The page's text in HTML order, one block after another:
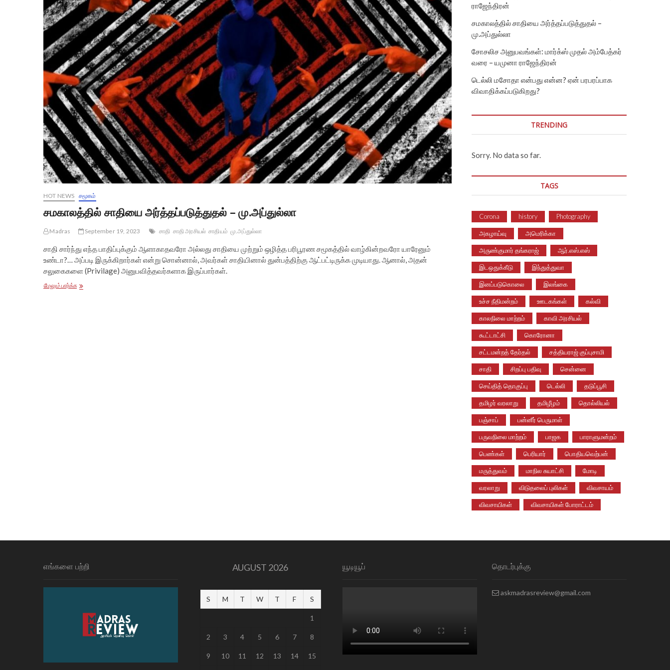
HOT NEWS சமூகம்
சமகாலத்தில் சாதியை அர்த்தப்படுத்துதல் – மு.அப்துல்லா
Madras September 19, 2023 சாதி சாதி அரசியல் சாதியம் மு.அப்துல்லா
சாதி சார்ந்து எந்த பாதிப்புக்கும் ஆளாகாதவரோ அல்லது சாதியை முற்றும் ஒழித்த பரிபூரண சமூகத்தில் வாழ்கின்றவரோ யாரேனும்
உண்டா?… அப்படி இருக்கிறார்கள் என்று சொன்னால், அவர்கள் சாதியினால் துன்பத்திற்கு ஆட்பட்டிருக்க முடியாது. ஆனால், அதன்
சலுகைகளை (Privilage) அனுபவித்தவர்களாக இருப்பார்கள்.
மேலும் பார்க்கசமகாலத்தில்
ராஜேந்திரன்
சமகாலத்தில் சாதியை அர்த்தப்படுத்துதல் –
மு.அப்துல்லா
சோசலிச அனுபவங்கள்: மார்க்ஸ் முதல் அம்பேத்கர்
வரை – யமுனா ராஜேந்திரன்
டெல்லி மசோதா என்பது என்ன? ஏன் பரபரப்பாக
விவாதிக்கப்படுகிறது?
TRENDING
Sorry. No data so far.
TAGS
Corona history Photography
அகழாய்வு அமெரிக்கா
அருண்குமார் தங்கராஜ் ஆர்.எஸ்.எஸ்
இடஒதுக்கீடு இந்துத்துவா
இனப்படுகொலை இலங்கை
உச்ச நீதிமன்றம் ஊடகங்கள் கல்வி
காலநிலை மாற்றம் காவி அரசியல்
கூட்டாட்சி கொரோனா
சட்டமன்றத் தேர்தல் சத்தியராஜ் குப்புசாமி
சாதி சிறப்பு பதிவு சென்னை
செய்தித் தொகுப்பு டெல்லி தடுப்பூசி
தமிழர் வரலாறு தமிழீழம் தொல்லியல்
பஞ்சாப் பன்னீர் பெருமாள்
பருவநிலை மாற்றம் பாஜக பாராளுமன்றம்
பெண்கள் பெரியார் பொதியவெற்பன்
மருத்துவம் மாநில சுயாட்சி மோடி
வரலாறு விடுதலைப் புலிகள் விவசாயம்
விவசாயிகள் விவசாயிகள் போராட்டம்
எங்களை பற்றி AUGUST 2026
S M T W T F S
1
2 3 4 5 6 7 8
9 10 11 12 13 14 15
யூடியூப் தொடர்புக்கு
askmadrasreview@gmail.com